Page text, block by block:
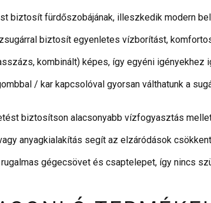
biztosít fürdőszobájának, illeszkedik modern
biztosít egyenletes vízborítást,
kombinált) képes, így egyéni igényekhez
/ kar kapcsolóval gyorsan válthatunk a
biztosítson alacsonyabb vízfogyasztás
anyagkialakítás segít az elzáródások
gégecsövet és csaptelepet, így nincs